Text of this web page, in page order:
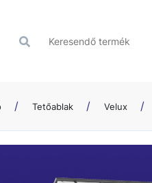
Tetőablak Velux